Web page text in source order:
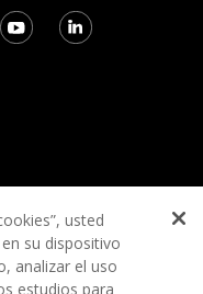
usted
su dispositivo
analizar el uso
estudios para